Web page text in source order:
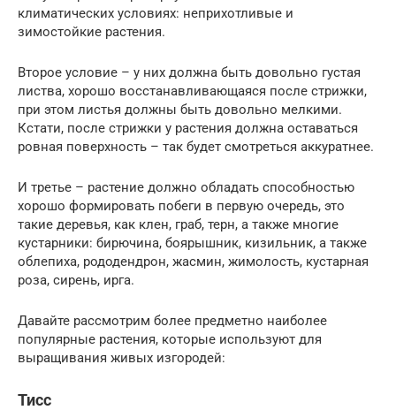
климатических условиях: неприхотливые и
зимостойкие растения.
Второе условие – у них должна быть довольно густая
листва, хорошо восстанавливающаяся после стрижки,
при этом листья должны быть довольно мелкими.
Кстати, после стрижки у растения должна оставаться
ровная поверхность – так будет смотреться аккуратнее.
И третье – растение должно обладать способностью
хорошо формировать побеги в первую очередь, это
такие деревья, как клен, граб, терн, а также многие
кустарники: бирючина, боярышник, кизильник, а также
облепиха, рододендрон, жасмин, жимолость, кустарная
роза, сирень, ирга.
Давайте рассмотрим более предметно наиболее
популярные растения, которые используют для
выращивания живых изгородей:
Тисс